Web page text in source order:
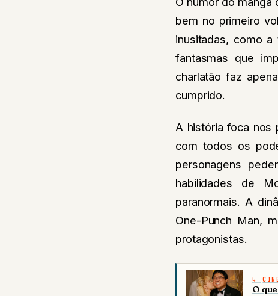
bem no primeiro
inusitadas, como
fantasmas que
charlatão faz
cumprido.
A história foca nos
com todos os
personagens
habilidades de
paranormais. A
One-Punch Man,
protagonistas.
O